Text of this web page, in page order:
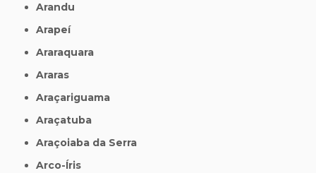
Arandu
Arapeí
Araraquara
Araras
Araçariguama
Araçatuba
Araçoiaba da Serra
Arco-Íris